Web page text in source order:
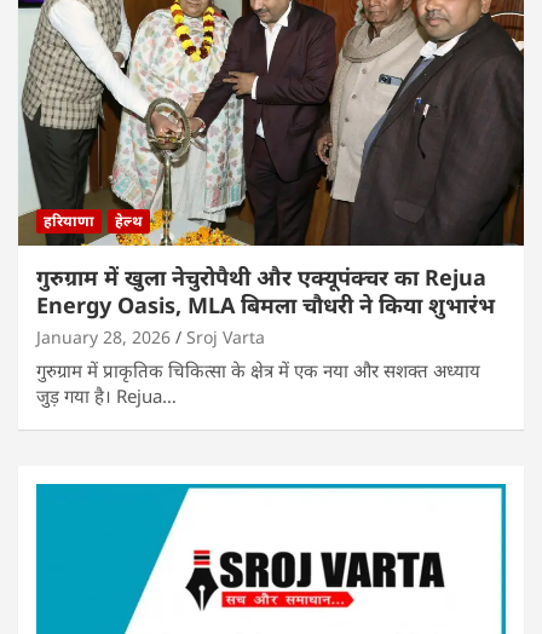
हरियाणा हेल्थ
गुरुग्राम में खुला नेचुरोपैथी और एक्यूपंक्चर का Rejua
Energy Oasis, MLA बिमला चौधरी ने किया शुभारंभ
January 28, 2026 Sroj Varta
गुरुग्राम में प्राकृतिक चिकित्सा के क्षेत्र में एक नया और सशक्त अध्याय
जुड़ गया है। Rejua…